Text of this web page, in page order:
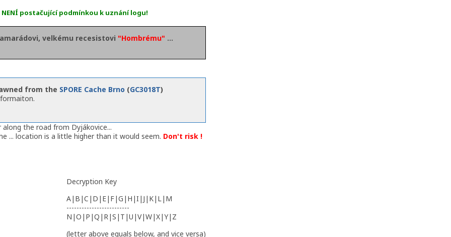
postačující podmínkou k uznání logu!
velkému recesistovi "Hombrému" ...
from the SPORE Cache Brno (GC3018T)
the road from Dyjákovice...
... location is a little higher than it would seem. Don't risk !
Decryption Key
A|B|C|D|E|F|G|H|I|J|K|L|M
-------------------------
N|O|P|Q|R|S|T|U|V|W|X|Y|Z
(letter above equals below, and vice versa)